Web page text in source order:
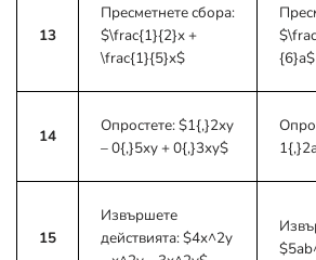
13
Пресметнете сбора:
$\frac{1}{2}x +
\frac{1}{5}x$
{6}a$
14
Опростете:$1{,}2xy
– 0{,}5xy + 0{,}3xy$
15
Извършете
действията:$4x^2y